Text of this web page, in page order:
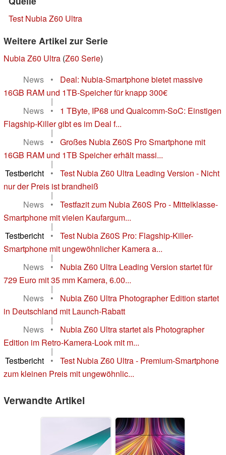
Test Nubia Z60 Ultra
Weitere Artikel zur Serie
Nubia Z60 Ultra (Z60 Serie)
News
•
Deal: Nubia-Smartphone bietet massive
16GB RAM und 1TB-Speicher für knapp 300€
|
News
•
1 TByte, IP68 und Qualcomm-SoC: Einstigen
Flagship-Killer gibt es im Deal f...
|
News
•
Großes Nubia Z60S Pro Smartphone mit
16GB RAM und 1TB Speicher erhält massi...
|
Testbericht
•
Test Nubia Z60 Ultra Leading Version - Nicht
nur der Preis ist brandheiß
|
News
•
Testfazit zum Nubia Z60S Pro - Mittelklasse-
Smartphone mit vielen Kaufargum...
|
Testbericht
•
Test Nubia Z60S Pro: Flagship-Killer-
Smartphone mit ungewöhnlicher Kamera a...
|
News
•
Nubia Z60 Ultra Leading Version startet für
729 Euro mit 35 mm Kamera, 6.00...
|
News
•
Nubia Z60 Ultra Photographer Edition startet
in Deutschland mit Launch-Rabatt
|
News
•
Nubia Z60 Ultra startet als Photographer
Edition im Retro-Kamera-Look mit m...
|
Testbericht
•
Test Nubia Z60 Ultra - Premium-Smartphone
zum kleinen Preis mit ungewöhnlic...
Verwandte Artikel